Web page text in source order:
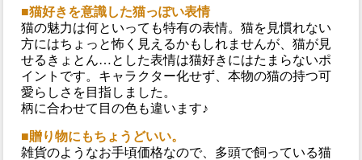
■猫好きを意識した猫っぽい表情
猫の魅力は何といっても特有の表情。猫を見慣れない
方にはちょっと怖く見えるかもしれませんが、猫が見
せるきょとん…とした表情は猫好きにはたまらないポ
イントです。キャラクター化せず、本物の猫の持つ可
愛らしさを目指しました。
柄に合わせて目の色も違います♪
■贈り物にもちょうどいい。
雑貨のようなお手頃価格なので、多頭で飼っている猫